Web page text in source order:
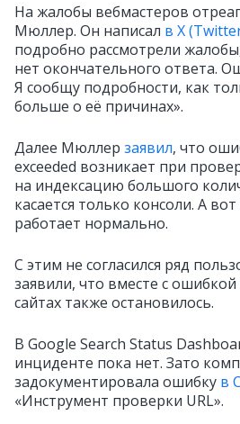
На жалобы вебмастеров
Мюллер. Он написал в X
подробно рассмотрели
нет окончательного ответа.
Я сообщу подробности, как
больше о её причинах».
Далее Мюллер заявил, что
exceeded возникает при
на индексацию большого
касается только консоли. А
работает нормально.
С этим не согласился ряд
заявили, что вместе с
сайтах также остановилось.
В Google Search Status
инциденте пока нет. Зато
задокументировала ошибку в
«Инструмент проверки URL».